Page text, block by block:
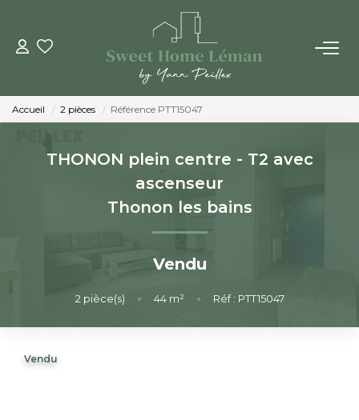
ACHETER
PROGRAMMES NEUFS
ESTIMER EN LIGNE
LES AGENCES
Accueil 2 pièces Référence PTT15047
THONON plein centre - T2 avec
ascenseur
Thonon les bains
Vendu
2 pièce(s) • 44m² • Réf : PTT15047
Vendu